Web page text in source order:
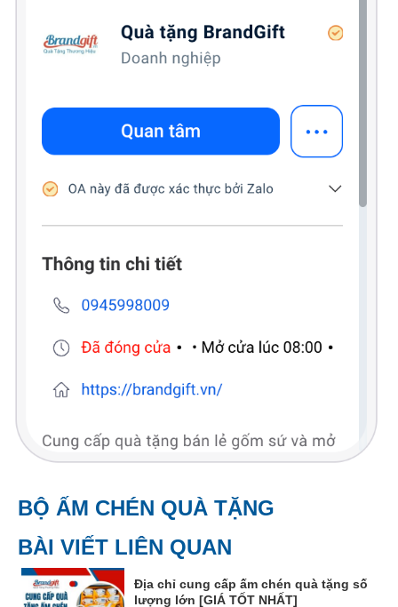
BỘ ẤM CHÉN QUÀ TẶNG
BÀI VIẾT LIÊN QUAN
Địa chỉ cung cấp ấm chén quà tặng số
lượng lớn [GIÁ TỐT NHẤT]